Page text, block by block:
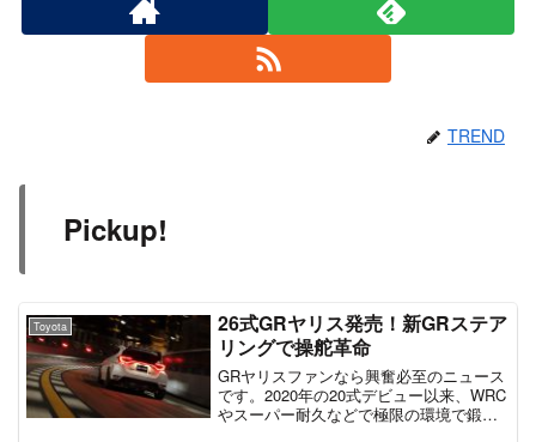
TREND
Pickup!
Toyota
26式GRヤリス発売！新GRステア
リングで操舵革命
GRヤリスファンなら興奮必至のニュース
です。2020年の20式デビュー以来、WRC
やスーパー耐久などで極限の環境で鍛え